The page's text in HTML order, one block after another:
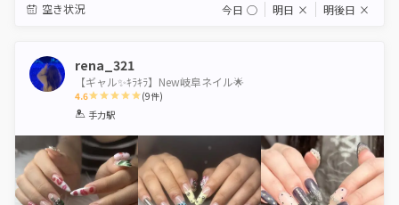
空き状況 今日 ◯ 明日 × 明後日 ×
rena_321
【ギャル✨️ｷﾗｷﾗ】New岐阜ネイル🌟
4.6
1 2 3
(9件)
手力駅